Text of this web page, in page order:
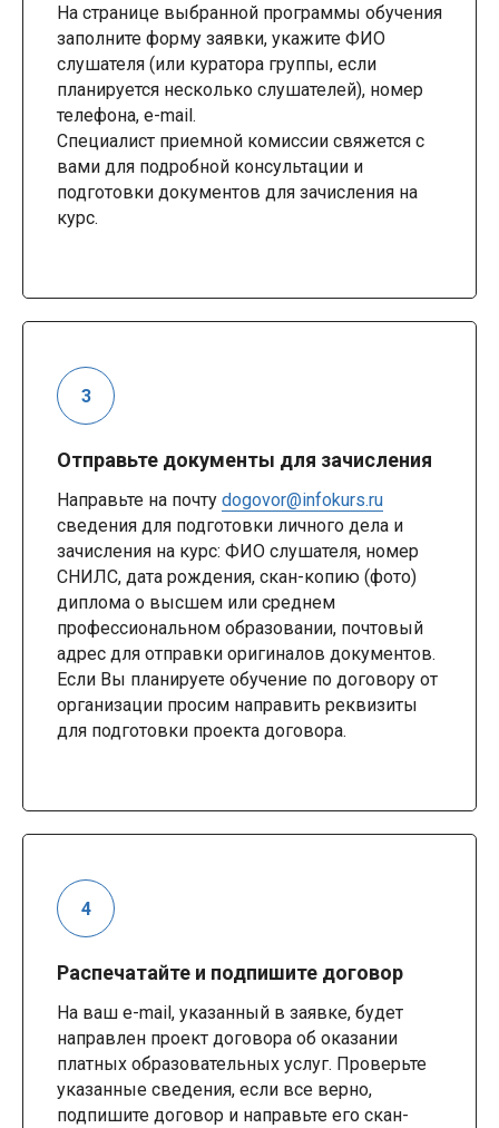
На странице выбранной программы обучения
заполните форму заявки, укажите ФИО
слушателя (или куратора группы, если
планируется несколько слушателей), номер
телефона, e-mail.
Специалист приемной комиссии свяжется с
вами для подробной консультации и
подготовки документов для зачисления на
курс.
Отправьте документы для зачисления
Направьте на почту dogovor@infokurs.ru
сведения для подготовки личного дела и
зачисления на курс: ФИО слушателя, номер
СНИЛС, дата рождения, скан-копию (фото)
диплома о высшем или среднем
профессиональном образовании, почтовый
адрес для отправки оригиналов документов.
Если Вы планируете обучение по договору от
организации просим направить реквизиты
для подготовки проекта договора.
Распечатайте и подпишите договор
На ваш e-mail, указанный в заявке, будет
направлен проект договора об оказании
платных образовательных услуг. Проверьте
указанные сведения, если все верно,
подпишите договор и направьте его скан-